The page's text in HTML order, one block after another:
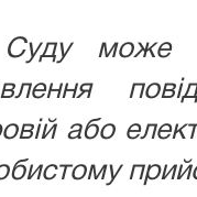
може
або